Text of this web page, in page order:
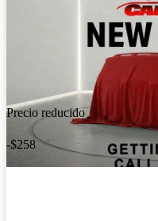
Precio reducido
-$258